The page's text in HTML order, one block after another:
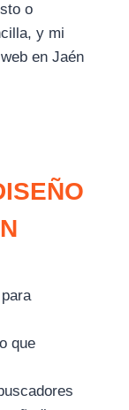
o
y mi
en Jaén
que